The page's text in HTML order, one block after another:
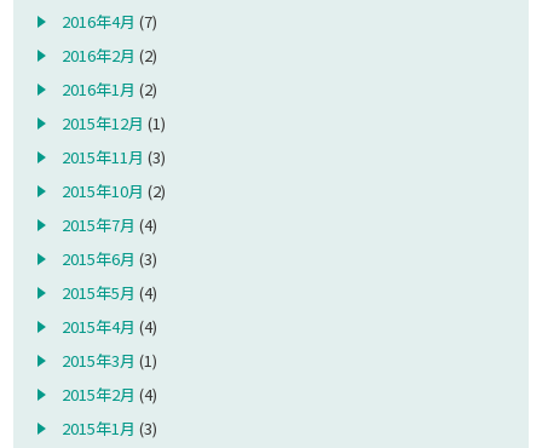
2016年4月 (7)
2016年2月 (2)
2016年1月 (2)
2015年12月 (1)
2015年11月 (3)
2015年10月 (2)
2015年7月 (4)
2015年6月 (3)
2015年5月 (4)
2015年4月 (4)
2015年3月 (1)
2015年2月 (4)
2015年1月 (3)